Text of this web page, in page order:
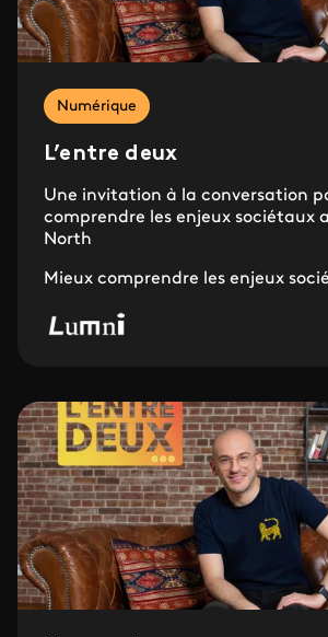
Numérique
L’entre deux
Une invitation à la conversation
comprendre les enjeux sociétaux
North
Mieux comprendre les enjeux